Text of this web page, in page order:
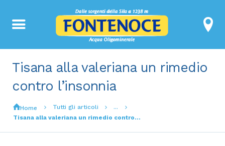
Tisana alla valeriana un rimedio
contro l’insonnia
Home Tutti gli articoli
...
Tisana alla valeriana un rimedio contro...